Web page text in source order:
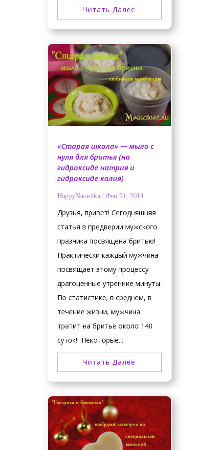
Читать Далее
«Старая школа» — мыло с
нуля для бритья (на
гидроксиде натрия и
гидроксиде калия)
HappyNatashka| Фев 21, 2014
Друзья, привет! Сегодняшняя
статья в предверии мужского
празника посвящена бритью!
Практически каждый мужчина
посвящает этому процессу
драгоценные утренние минуты.
По статистике, в среднем, в
течение жизни, мужчина
тратит на бритьё около 140
суток! Некоторые...
Читать Далее